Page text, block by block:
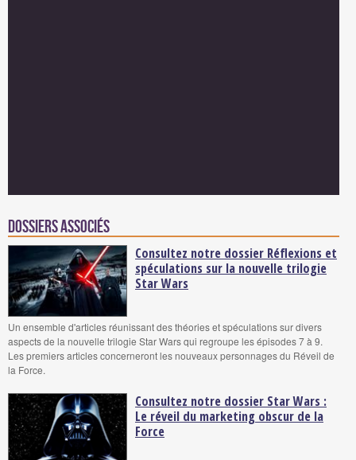
Dossiers associés
Consultez notre dossier Réflexions et
spéculations sur la nouvelle trilogie
Star Wars
Un ensemble d'articles réunissant des théories et spéculations sur divers
aspects de la nouvelle trilogie Star Wars qui regroupe les épisodes 7 à 9.
Les premiers articles concerneront les nouveaux personnages du Réveil de
la Force.
Consultez notre dossier Star Wars :
Le réveil du marketing obscur de la
Force